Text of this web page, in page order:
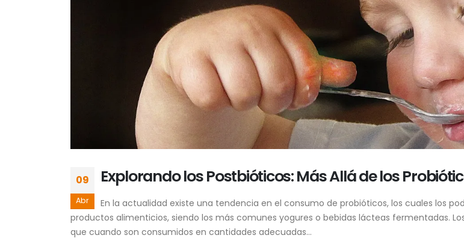
09
Abr
Explorando los Postbióticos: Más Allá de los
En la actualidad existe una tendencia en el consumo de probióticos, los cuales los
productos alimenticios, siendo los más comunes yogures o bebidas lácteas fermentadas.
que cuando son consumidos en cantidades adecuadas...